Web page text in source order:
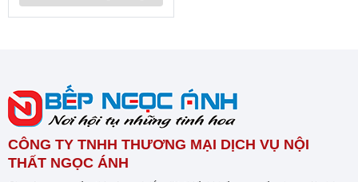
CÔNG TY TNHH THƯƠNG MẠI DỊCH VỤ NỘI
THẤT NGỌC ÁNH